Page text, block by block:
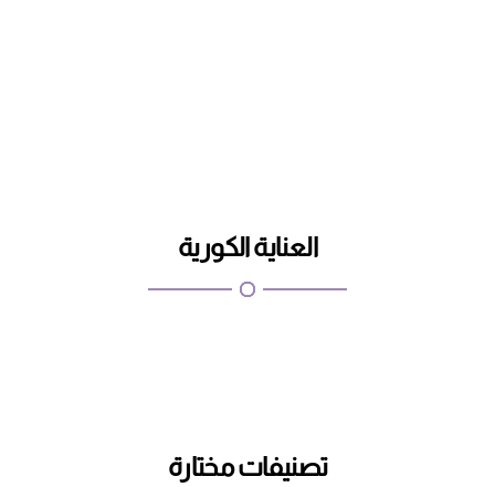
العناية الكورية
تصنيفات مختارة